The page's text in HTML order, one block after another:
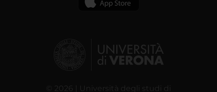
© 2026 | Università degli studi di